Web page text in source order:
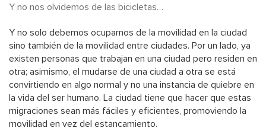
Y no nos olvidemos de las bicicletas…
Y no solo debemos ocuparnos de la movilidad en la ciudad
sino también de la movilidad entre ciudades. Por un lado, ya
existen personas que trabajan en una ciudad pero residen en
otra; asimismo, el mudarse de una ciudad a otra se está
convirtiendo en algo normal y no una instancia de quiebre en
la vida del ser humano. La ciudad tiene que hacer que estas
migraciones sean más fáciles y eficientes, promoviendo la
movilidad en vez del estancamiento.